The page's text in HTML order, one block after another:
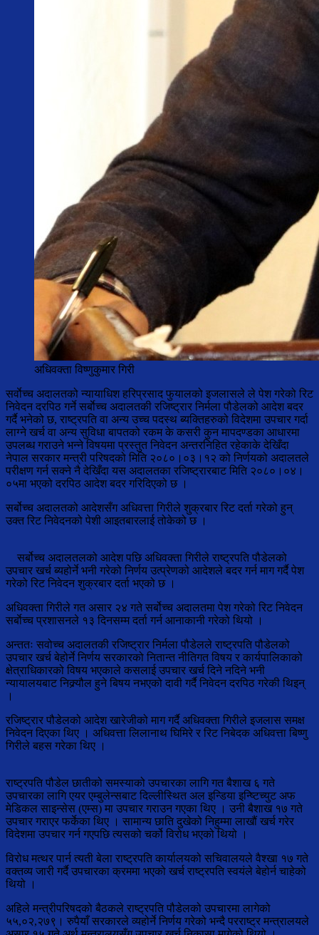
अधिवक्ता विष्णुकुमार गिरी
सर्वाेच्च अदालतको न्यायाधिश हरिप्रसाद फुयालको इजलासले ले पेश गरेको रिट
निवेदन दरपिठ गर्ने सर्बाेच्च अदालतकी रजिष्ट्रार निर्मला पौडेलको आदेश बदर
गर्दै भनेको छ, राष्ट्रपति वा अन्य उच्च पदस्थ ब्यक्तिहरुको विदेशमा उपचार गर्दा
लाग्ने खर्च वा अन्य सुविधा बापतको रकम के कसरी कुन मापदण्डका आधारमा
उपलब्ध गराउने भन्ने विषयमा प्रस्तुत निवेदन अन्तरनिहित रहेकाके देखिँदा
नेपाल सरकार मन्त्री परिषदको मिति २०८०।०३।१२ को निर्णयको अदालतले
परीक्षण गर्न सक्ने नै देखिँदा यस अदालतका रजिष्ट्रारबाट मिति २०८०।०४।
०५मा भएको दरपिठ आदेश बदर गरिदिएको छ ।
सर्बोच्च अदालतको आदेशसँग अधिवत्ता गिरीले शुक्रबार रिट दर्ता गरेको हुन्
उक्त रिट निवेदनको पेशी आइतबारलाई तोकेको छ ।
सर्बोच्च अदालतलको आदेश पछि अधिवक्ता गिरीले राष्ट्रपति पौडेलको
उपचार खर्च ब्यहोर्ने भनी गरेको निर्णय उत्प्रेणको आदेशले बदर गर्न माग गर्दै पेश
गरेको रिट निवेदन शुक्रबार दर्ता भएको छ ।
अधिवक्ता गिरीले गत असार २४ गते सर्बोच्च अदालतमा पेश गरेको रिट निवेदन
सर्बाेच्च प्रशासनले १३ दिनसम्म दर्ता गर्न आनाकानी गरेको थियो ।
अन्ततः सवोच्च अदालतकी रजिष्ट्रार निर्मला पौडेलले राष्ट्रपति पौडेलको
उपचार खर्च बेहोर्ने निर्णय सरकारको नितान्त नीतिगत विषय र कार्यपालिकाको
क्षेत्राधिकारको विषय भएकाले कसलाई उपचार खर्च दिने नदिने भनी
न्यायालयबाट निक्र्यौल हुने बिषय नभएको दावी गर्दै निवेदन दरपिठ गरेकी थिइन्
।
रजिष्ट्रार पौडेलको आदेश खारेजीको माग गर्दै अधिवक्ता गिरीले इजलास समक्ष
निवेदन दिएका थिए । अधिवत्ता लिलानाथ घिमिरे र रिट निबेदक अधिवत्ता बिष्णु
गिरीले बहस गरेका थिए ।
राष्ट्रपति पौडेल छातीको समस्याको उपचारका लागि गत बैशाख ६ गते
उपचारका लागि एयर एम्बुलेन्सबाट दिल्लीस्थित अल इन्डिया इन्ष्टिच्युट अफ
मेडिकल साइन्सेस (एम्स) मा उपचार गराउन गएका थिए । उनी बैशाख १७ गते
उपचार गराएर फर्केका थिए । सामान्य छाति दुखेको निहुम्मा लाखौं खर्च गरेर
विदेशमा उपचार गर्न गएपछि त्यसको चर्को विरोध भएको थियो ।
विरोध मत्थर पार्न त्यती बेला राष्ट्रपति कार्यालयको सचिवालयले वैश्खा १७ गते
वक्तव्य जारी गर्दै उपचारका क्रममा भएको खर्च राष्ट्रपति स्वयंले बेहोर्न चाहेको
थियो ।
अहिले मन्त्रीपरिषदको बैठकले राष्ट्रपति पौडेलको उपचारमा लागेको
५५,०२,२७९। रुपैयाँ सरकारले व्यहोर्ने निर्णय गरेको भन्दै परराष्ट्र मन्त्रालयले